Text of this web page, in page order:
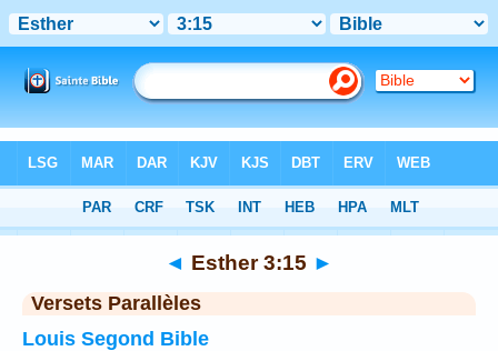
Chapitre 3> Verset 15
◄ Esther 3:15 ►
Versets Parallèles
Louis Segond Bible